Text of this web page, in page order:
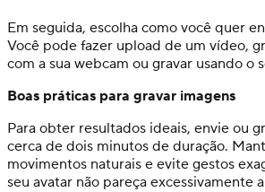
Em seguida, escolha como você quer
Você pode fazer upload de um vídeo,
com a sua webcam ou gravar usando o
Boas práticas para gravar imagens
Para obter resultados ideais, envie ou
cerca de dois minutos de duração.
movimentos naturais e evite gestos
seu avatar não pareça excessivamente